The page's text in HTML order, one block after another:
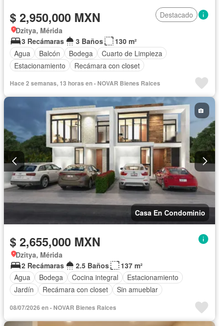
$ 2,950,000 MXN
Destacado
Dzitya, Mérida
3 Recámaras
3 Baños
130 m²
Agua
Balcón Bodega
Cuarto de Limpieza
Estacionamiento
Recámara con closet
Hace 2 semanas, 13 horas en - NOVAR Bienes Raices
Casa En Condominio
$ 2,655,000 MXN
Dzitya, Mérida
2 Recámaras
2.5 Baños
137 m²
Agua
Bodega Cocina integral
Estacionamiento
Jardín
Recámara con closet Sin amueblar
08/07/2026 en - NOVAR Bienes Raices